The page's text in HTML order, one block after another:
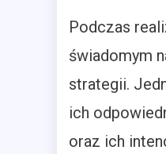
Podczas
świadomym
strategii.
ich
oraz ich